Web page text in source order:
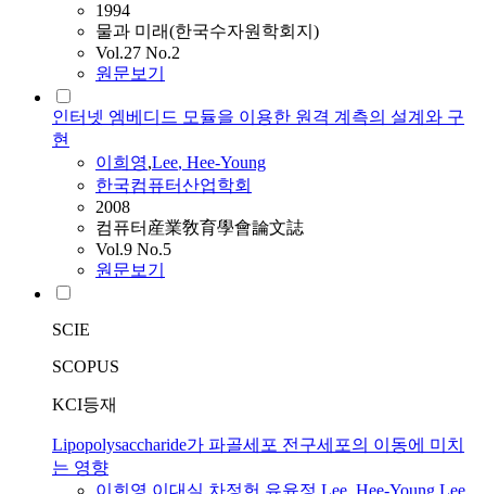
1994
물과 미래(한국수자원학회지)
Vol.27 No.2
원문보기
인터넷 엠베디드 모듈을 이용한 원격 계측의 설계와 구
현
이희영,Lee, Hee-Young
한국컴퓨터산업학회
2008
컴퓨터産業敎育學會論文誌
Vol.9 No.5
원문보기
SCIE
SCOPUS
KCI등재
Lipopolysaccharide가 파골세포 전구세포의 이동에 미치
는 영향